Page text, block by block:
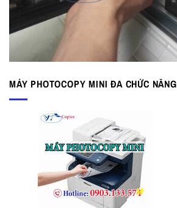
MÁY PHOTOCOPY MINI ĐA CHỨC NĂNG